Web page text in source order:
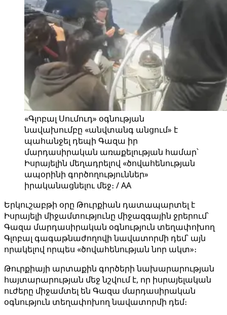
«Գլոբալ Սումուդ» օգնության
նավախումբը «անվտանգ անցում» է
պահանջել դեպի Գազա իր
մարդասիրական առաքելության համար՝
Իսրայելին մեղադրելով «ծովահենության
ապօրինի գործողություններ»
իրականացնելու մեջ։ / AA
Երկուշաբթի օրը Թուրքիան դատապարտել է
Իսրայելի միջամտությունը միջազգային ջրերում՝
Գազա մարդասիրական օգնություն տեղափոխող
Գլոբալ գագաթնաժողովի նավատորմի դեմ՝ այն
որակելով որպես «ծովահենության նոր ակտ»։
Թուրքիայի արտաքին գործերի նախարարության
հայտարարության մեջ նշվում է, որ իսրայելական
ուժերը միջամտել են Գազա մարդասիրական
օգնություն տեղափոխող նավատորմի դեմ։